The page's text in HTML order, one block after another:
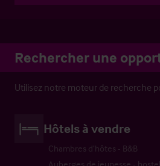
Rechercher une
Utilisez notre moteur de recherche
Hôtels à vendre
Chambres d’hôtes - B&B